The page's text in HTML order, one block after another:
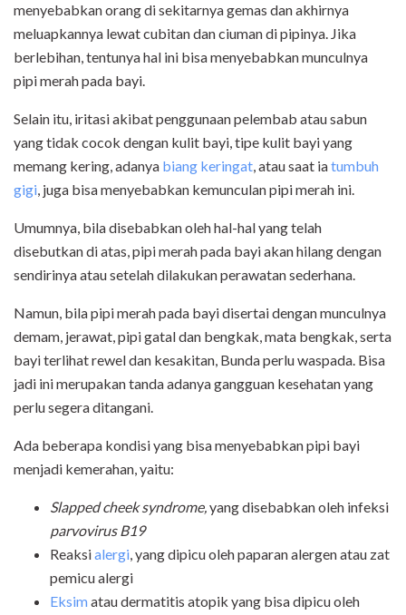
menyebabkan orang di sekitarnya gemas dan akhirnya
meluapkannya lewat cubitan dan ciuman di pipinya. Jika
berlebihan, tentunya hal ini bisa menyebabkan munculnya
pipi merah pada bayi.
Selain itu, iritasi akibat penggunaan pelembab atau sabun
yang tidak cocok dengan kulit bayi, tipe kulit bayi yang
memang kering, adanya biang keringat, atau saat iatumbuh
gigi, juga bisa menyebabkan kemunculan pipi merah ini.
Umumnya, bila disebabkan oleh hal-hal yang telah
disebutkan di atas, pipi merah pada bayi akan hilang dengan
sendirinya atau setelah dilakukan perawatan sederhana.
Namun, bila pipi merah pada bayi disertai dengan munculnya
demam, jerawat, pipi gatal dan bengkak, mata bengkak, serta
bayi terlihat rewel dan kesakitan, Bunda perlu waspada. Bisa
jadi ini merupakan tanda adanya gangguan kesehatan yang
perlu segera ditangani.
Ada beberapa kondisi yang bisa menyebabkan pipi bayi
menjadi kemerahan, yaitu:
Slapped cheek syndrome,yang disebabkan oleh infeksi
parvovirus B19
Reaksialergi, yang dipicu oleh paparan alergen atau zat
pemicu alergi
Eksimatau dermatitis atopik yang bisa dipicu oleh